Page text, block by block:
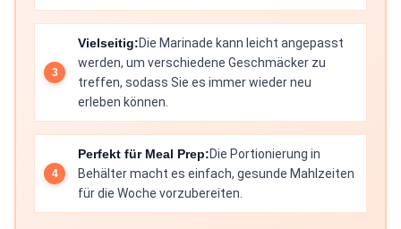
Vielseitig:Die Marinade kann leicht angepasst
werden, um verschiedene Geschmäcker zu
treffen, sodass Sie es immer wieder neu
erleben können.
Perfekt für Meal Prep:Die Portionierung in
Behälter macht es einfach, gesunde Mahlzeiten
für die Woche vorzubereiten.